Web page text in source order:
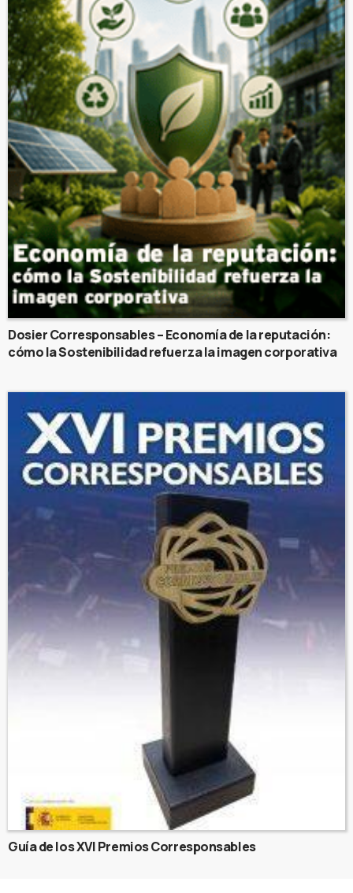
Dosier Corresponsables – Economía de la reputación:
cómo la Sostenibilidad refuerza la imagen corporativa
Guía de los XVI Premios Corresponsables